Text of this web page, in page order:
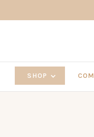
SHOP